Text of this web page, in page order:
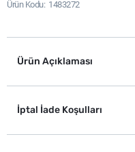
Ürün Kodu 1483272
Ürün Açıklaması
İptal İade Koşulları